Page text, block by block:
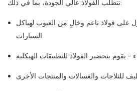
تتطلب الفولاذ عالي الجودة، بما في ذلك:
على فولاذ ناعم وخالٍ من العيوب لهياكل
السيارات.